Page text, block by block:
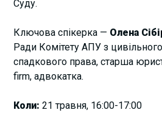
Суду.
Ключова спікерка — Олена
Ради Комітету АПУ з
спадкового права, старша
firm, адвокатка.
Коли:21 травня, 16:00-17:00